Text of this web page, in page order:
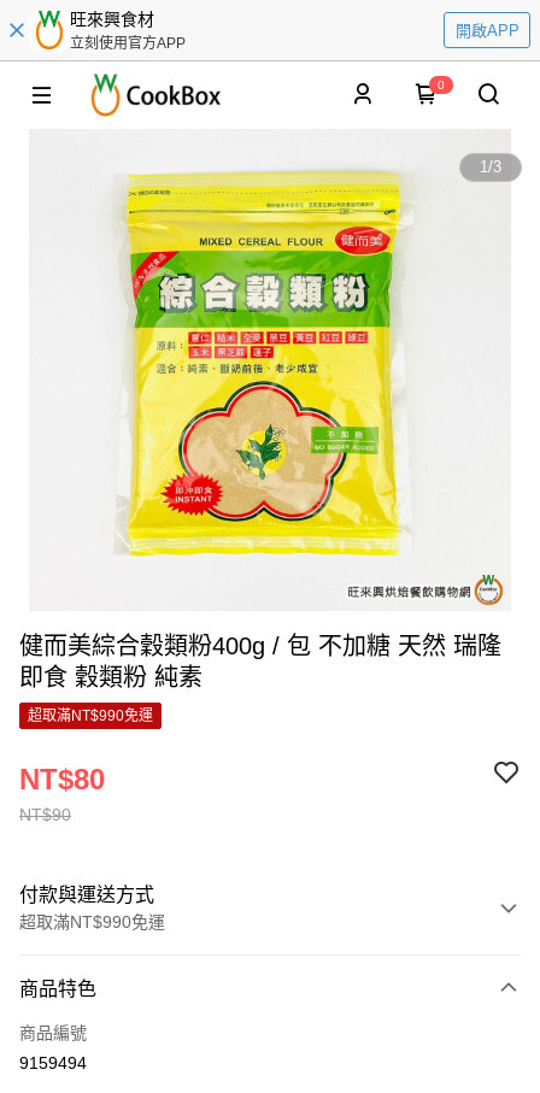
旺來興食材
立刻使用官方APP
開啟APP
0
1/3
健而美綜合穀類粉400g / 包 不加糖 天然 瑞隆
即食 穀類粉 純素
超取滿NT$990免運
NT$90
NT$80
付款與運送方式
超取滿NT$990免運
信用卡一次付款
超商取貨付款
商品特色
商品編號
9159494